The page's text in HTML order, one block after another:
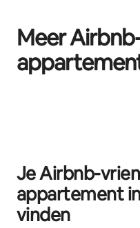
Meer
Je Airbnb-
appartement
vinden